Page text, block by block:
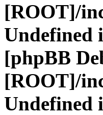
[ROOT]/
Undefined
[phpBB
[ROOT]/
Undefined